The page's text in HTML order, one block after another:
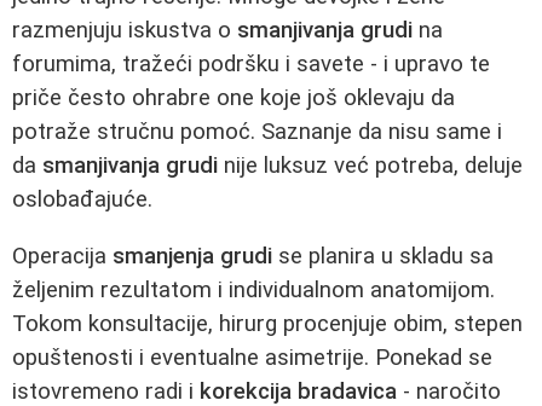
razmenjuju iskustva o smanjivanja grudi na
forumima, tražeći podršku i savete - i upravo te
priče često ohrabre one koje još oklevaju da
potraže stručnu pomoć. Saznanje da nisu same i
da smanjivanja grudi nije luksuz već potreba, deluje
oslobađajuće.
Operacija smanjenja grudi se planira u skladu sa
željenim rezultatom i individualnom anatomijom.
Tokom konsultacije, hirurg procenjuje obim, stepen
opuštenosti i eventualne asimetrije. Ponekad se
istovremeno radi i korekcija bradavica - naročito